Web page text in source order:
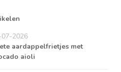
2026
aardappelfrietjes met
aioli